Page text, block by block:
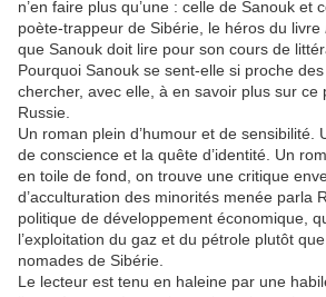
n’en faire plus qu’une : celle de Sanouk et
poète-trappeur de Sibérie, le héros du livre
que Sanouk doit lire pour son cours de
Pourquoi Sanouk se sent-elle si proche
chercher, avec elle, à en savoir plus sur ce
Russie.
Un roman plein d’humour et de sensibilité.
de conscience et la quête d’identité. Un
en toile de fond, on trouve une critique
d’acculturation des minorités menée parla
politique de développement économique,
l’exploitation du gaz et du pétrole plutôt
nomades de Sibérie.
Le lecteur est tenu en haleine par une